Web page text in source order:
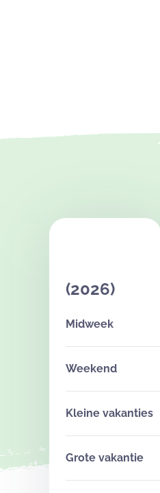
(2026)
Midweek
Weekend
Kleine vakanties
Grote vakantie